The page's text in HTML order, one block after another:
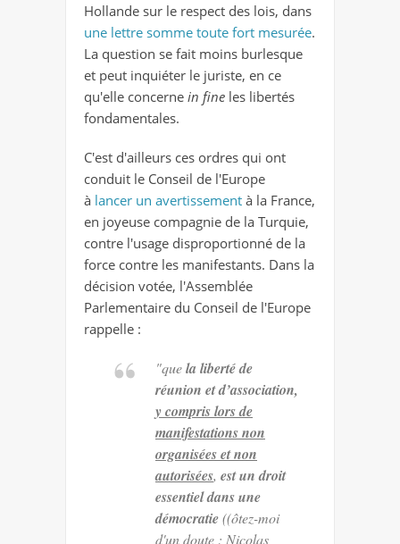
Hollande sur le respect des lois, dans
une lettre somme toute fort mesurée.
La question se fait moins burlesque
et peut inquiéter le juriste, en ce
qu'elle concerne in fine les libertés
fondamentales.
C'est d'ailleurs ces ordres qui ont
conduit le Conseil de l'Europe
à lancer un avertissement à la France,
en joyeuse compagnie de la Turquie,
contre l'usage disproportionné de la
force contre les manifestants. Dans la
décision votée, l'Assemblée
Parlementaire du Conseil de l'Europe
rappelle :
"quela liberté de
réunion et d’association,
y compris lors de
manifestations non
organisées et non
autorisées, est un droit
essentiel dans une
démocratie((ôtez-moi
d'un doute : Nicolas